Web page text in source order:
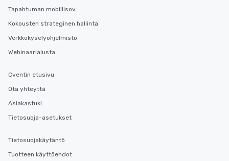
Tapahtuman mobiilisov
Kokousten strateginen hallinta
Verkkokyselyohjelmisto
Webinaarialusta
Cventin etusivu
Ota yhteyttä
Asiakastuki
Tietosuoja-asetukset
Tietosuojakäytäntö
Tuotteen käyttöehdot